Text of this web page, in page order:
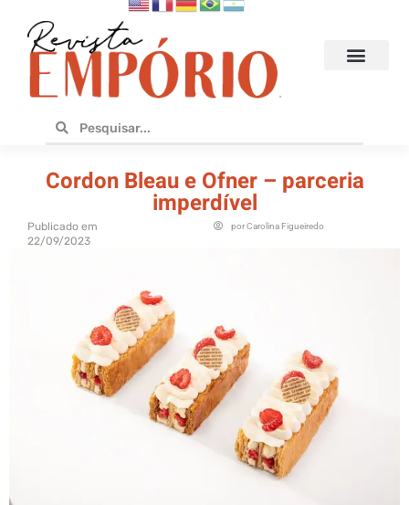
Cordon Bleau e Ofner – parceria
imperdível
Publicado em
22/09/2023
porCarolina Figueiredo